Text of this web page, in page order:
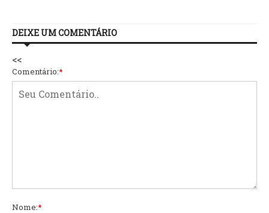
DEIXE UM COMENTÁRIO
<<
Comentário:*
Nome:*